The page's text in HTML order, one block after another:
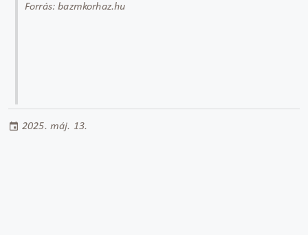
Forrás: bazmkorhaz.hu
2025. máj. 13.